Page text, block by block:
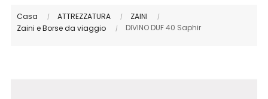
Casa ATTREZZATURA
ZAINI
Zaini e Borse da viaggio
DIVINO DUF 40 Saphir